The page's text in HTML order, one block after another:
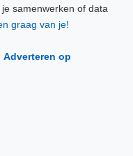
samenwerken of data
graag van je!
Adverteren op